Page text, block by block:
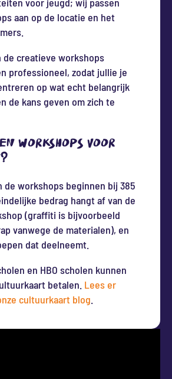
aan op de locatie en het
de creatieve workshops
professioneel, zodat jullie je
op wat echt belangrijk
de kans geven om zich te
workshops voor
de workshops beginnen bij 385
bedrag hangt af van de
(graffiti is bijvoorbeeld
vanwege de materialen), en
dat deelneemt.
en HBO scholen kunnen
betalen. Lees er
cultuurkaart blog